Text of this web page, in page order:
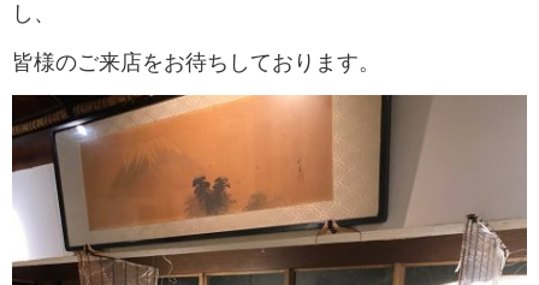
し、
皆様のご来店をお待ちしております。